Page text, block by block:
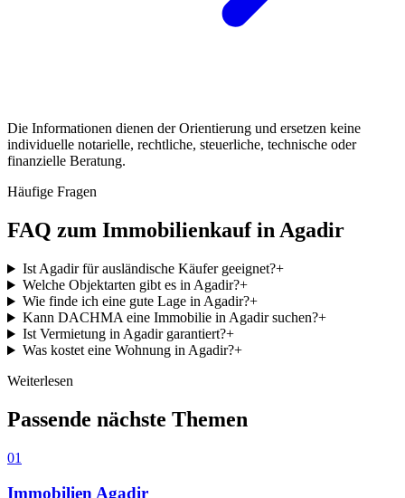
Die Informationen dienen der Orientierung und ersetzen keine
individuelle notarielle, rechtliche, steuerliche, technische oder
finanzielle Beratung.
Häufige Fragen
FAQ zum Immobilienkauf in Agadir
Ist Agadir für ausländische Käufer geeignet?+
Welche Objektarten gibt es in Agadir?+
Wie finde ich eine gute Lage in Agadir?+
Kann DACHMA eine Immobilie in Agadir suchen?+
Ist Vermietung in Agadir garantiert?+
Was kostet eine Wohnung in Agadir?+
Weiterlesen
Passende nächste Themen
01
Immobilien Agadir